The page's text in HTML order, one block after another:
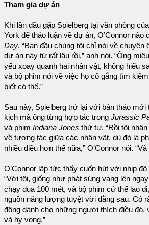
Tham gia dự án
Khi lần đầu gặp Spielberg tại văn phòng
York để thảo luận về dự án, O’Connor nào
Day. “Ban đầu chúng tôi chỉ nói về chuyện
dự án này từ rất lâu rồi,” anh nói. “Ông
yếu xoay quanh hai nhân vật, không hiểu
và bộ phim nói về việc họ cố gắng tìm
biết có thế.”
Sau này, Spielberg trở lại với bản thảo mới
kịch mà ông từng hợp tác trong Jurassic
và phim Indiana Jones thứ tư. “Rồi tôi
về tương tác giữa các nhân vật, dù đó là
nhiều điều hơn thế nữa,” O’Connor nói. “Và
O’Connor lập tức thấy cuốn hút với nhịp
“Với tôi, giống như phát súng vang lên
chạy đua 100 mét, và bộ phim cứ thế lao
nguồn năng lượng tuyệt vời đằng sau. Có
động dành cho những người thích điều đó,
và hy vọng.”